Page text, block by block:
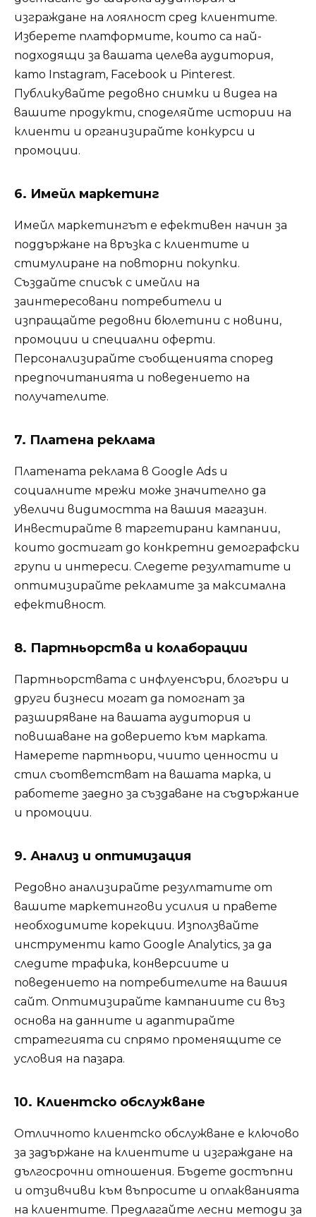
изграждане на лоялност сред клиентите.
Изберете платформите, които са най-
подходящи за вашата целева аудитория,
като Instagram, Facebook и Pinterest.
Публикувайте редовно снимки и видеа на
вашите продукти, споделяйте истории на
клиенти и организирайте конкурси и
промоции.
6. Имейл маркетинг
Имейл маркетингът е ефективен начин за
поддържане на връзка с клиентите и
стимулиране на повторни покупки.
Създайте списък с имейли на
заинтересовани потребители и
изпращайте редовни бюлетини с новини,
промоции и специални оферти.
Персонализирайте съобщенията според
предпочитанията и поведението на
получателите.
7. Платена реклама
Платената реклама в Google Ads и
социалните мрежи може значително да
увеличи видимостта на вашия магазин.
Инвестирайте в таргетирани кампании,
които достигат до конкретни демографски
групи и интереси. Следете резултатите и
оптимизирайте рекламите за максимална
ефективност.
8. Партньорства и колаборации
Партньорствата с инфлуенсъри, блогъри и
други бизнеси могат да помогнат за
разширяване на вашата аудитория и
повишаване на доверието към марката.
Намерете партньори, чиито ценности и
стил съответстват на вашата марка, и
работете заедно за създаване на съдържание
и промоции.
9. Анализ и оптимизация
Редовно анализирайте резултатите от
вашите маркетингови усилия и правете
необходимите корекции. Използвайте
инструменти като Google Analytics, за да
следите трафика, конверсиите и
поведението на потребителите на вашия
сайт. Оптимизирайте кампаниите си въз
основа на данните и адаптирайте
стратегията си спрямо променящите се
условия на пазара.
10. Клиентско обслужване
Отличното клиентско обслужване е ключово
за задържане на клиентите и изграждане на
дългосрочни отношения. Бъдете достъпни
и отзивчиви към въпросите и оплакванията
на клиентите. Предлагайте лесни методи за